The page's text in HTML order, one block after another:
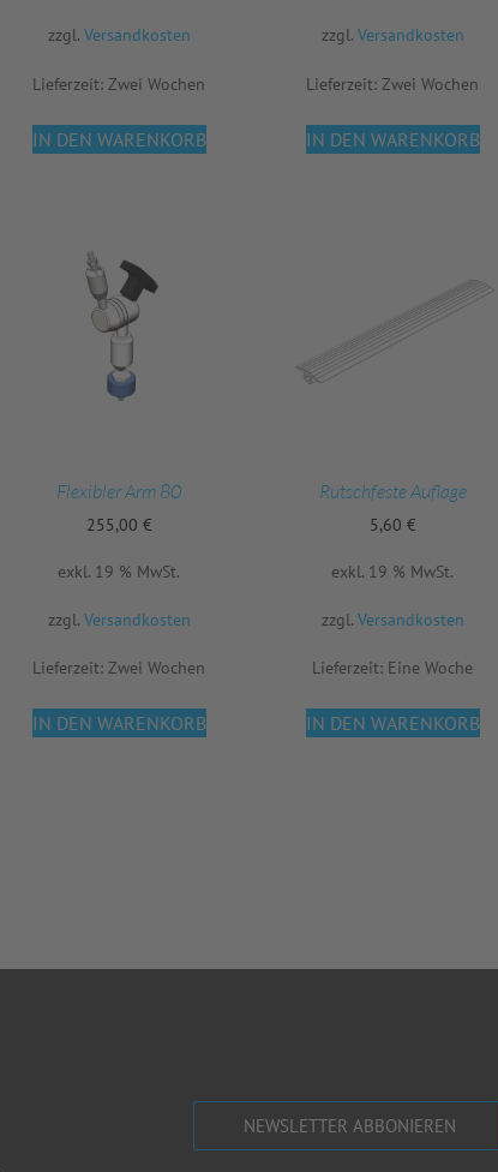
zzgl. Versandkosten
Lieferzeit: Zwei Wochen
IN DEN WARENKORB
zzgl. Versandkosten
Lieferzeit: Zwei Wochen
IN DEN WARENKORB
Flexibler Arm 80
255,00 €
exkl. 19 % MwSt.
zzgl. Versandkosten
Lieferzeit: Zwei Wochen
IN DEN WARENKORB
Rutschfeste Auflage
5,60 €
exkl. 19 % MwSt.
zzgl. Versandkosten
Lieferzeit: Eine Woche
IN DEN WARENKORB
NEWSLETTER ABBONIEREN